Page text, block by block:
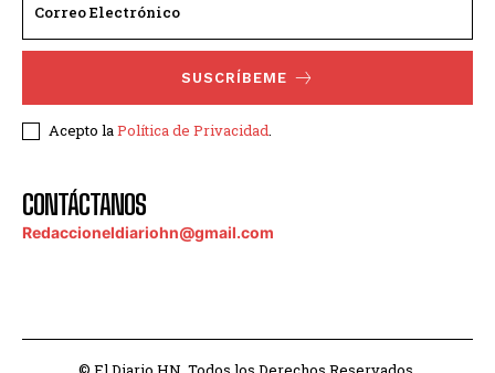
SUSCRÍBEME
Acepto laPolítica de Privacidad.
CONTÁCTANOS
Redaccioneldiariohn@gmail.com